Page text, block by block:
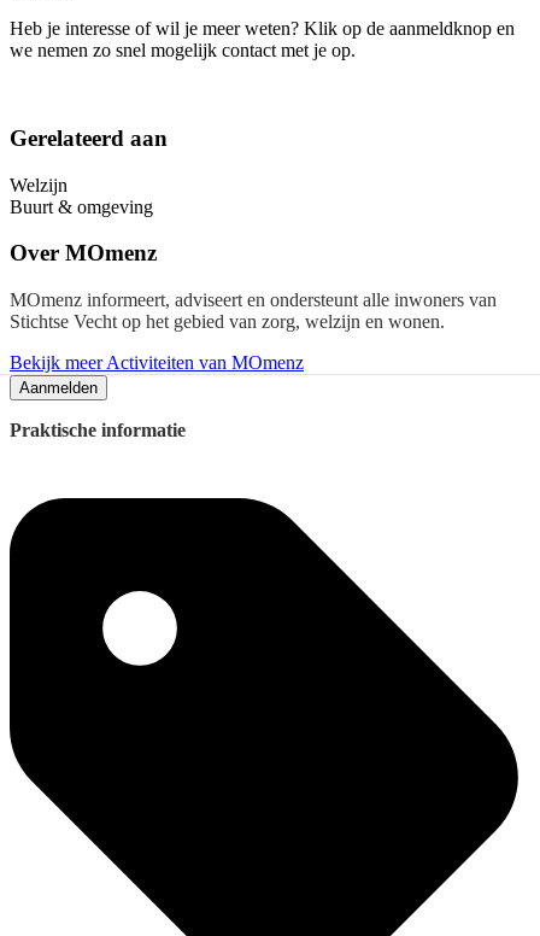
Heb je interesse of wil je meer weten? Klik op de aanmeldknop en
we nemen zo snel mogelijk contact met je op.
Gerelateerd aan
Welzijn
Buurt & omgeving
Over MOmenz
MOmenz informeert, adviseert en ondersteunt alle inwoners van
Stichtse Vecht op het gebied van zorg, welzijn en wonen.
Bekijk meer Activiteiten van MOmenz
Aanmelden
Praktische informatie